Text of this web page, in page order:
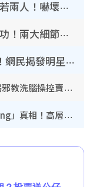
簡淑兒染金毛剪短頭髮氣質判若兩人！嚇壞老公麥大力都認唔出：「你做咩事？」
湯洛雯傳終於有好消息造人成功！兩大細節曝孕味極濃惹猜測：大肚婆先會咁！
8大最冇禮貌藝人名單被瘋傳！網民揭發明星真面目 一致數臭呢位係無品天花板？
銀行高層「沉船」爆案中案！驚揭邪教洗腦操控賣淫被吞600萬 幕後黑手講多錯多
林芊妤親解12年前「殘廁Gathering」真相！高層解約一句話重創尊嚴至今拒返TVB